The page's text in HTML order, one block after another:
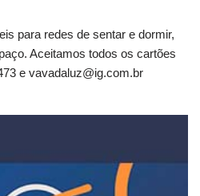
para redes de sentar e dormir,
Aceitamos todos os cartões
e vavadaluz@ig.com.br